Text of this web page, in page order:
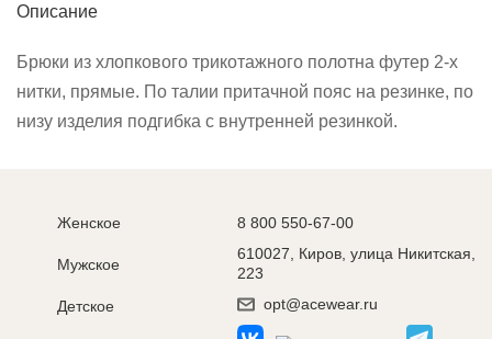
Описание
Брюки из хлопкового трикотажного полотна футер 2-х
нитки, прямые. По талии притачной пояс на резинке, по
низу изделия подгибка с внутренней резинкой.
Женское
Мужское
Детское
8 800 550-67-00
610027, Киров, улица Никитская,
223
opt@acewear.ru